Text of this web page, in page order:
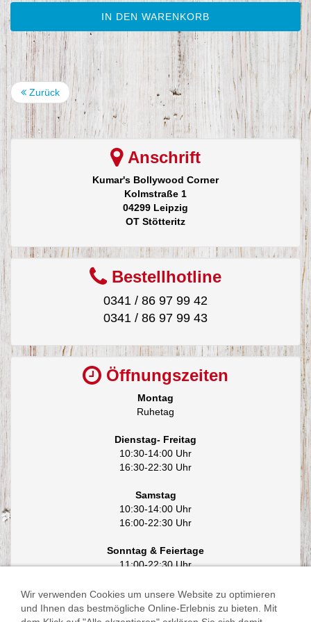
IN DEN WARENKORB
Zurück
Anschrift
Kumar's Bollywood Corner
Kolmstraße 1
04299 Leipzig
OT Stötteritz
Bestellhotline
0341 / 86 97 99 42
0341 / 86 97 99 43
Öffnungszeiten
Montag
Ruhetag
Dienstag- Freitag
10:30-14:00 Uhr
16:30-22:30 Uhr
Samstag
10:30-14:00 Uhr
16:00-22:30 Uhr
Sonntag & Feiertage
11:00-22:30 Uhr
Wir verwenden Cookies um unsere Website zu optimieren
und Ihnen das bestmögliche Online-Erlebnis zu bieten. Mit